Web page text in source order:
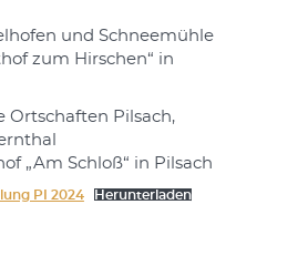
und Schneemühle
zum Hirschen“ in
Ortschaften Pilsach,
„Am Schloß“ in Pilsach
PI 2024 Herunterladen